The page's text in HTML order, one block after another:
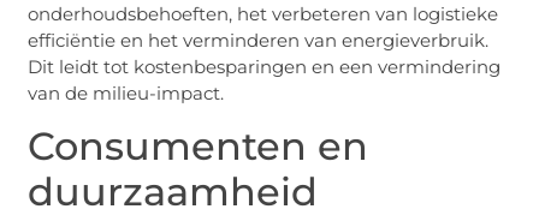
onderhoudsbehoeften, het verbeteren van logistieke
efficiëntie en het verminderen van energieverbruik.
Dit leidt tot kostenbesparingen en een vermindering
van de milieu-impact.
Consumenten en
duurzaamheid